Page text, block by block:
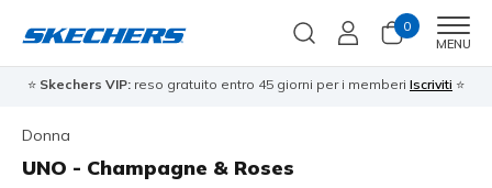
0
MENU
⭐ Skechers VIP: reso gratuito entro 45 giorni per i memberi Iscriviti ⭐
Donna
UNO - Champagne & Roses